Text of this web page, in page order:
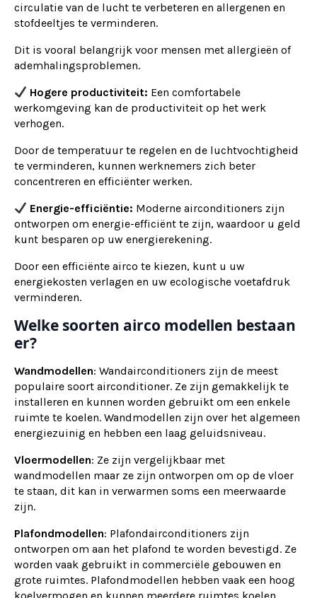
circulatie van de lucht te verbeteren en allergenen en
stofdeeltjes te verminderen.
Dit is vooral belangrijk voor mensen met allergieën of
ademhalingsproblemen.
Hogere productiviteit: Een comfortabele
werkomgeving kan de productiviteit op het werk
verhogen.
Door de temperatuur te regelen en de luchtvochtigheid
te verminderen, kunnen werknemers zich beter
concentreren en efficiënter werken.
Energie-efficiëntie: Moderne airconditioners zijn
ontworpen om energie-efficiënt te zijn, waardoor u geld
kunt besparen op uw energierekening.
Door een efficiënte airco te kiezen, kunt u uw
energiekosten verlagen en uw ecologische voetafdruk
verminderen.
Welke soorten airco modellen bestaan
er?
Wandmodellen: Wandairconditioners zijn de meest
populaire soort airconditioner. Ze zijn gemakkelijk te
installeren en kunnen worden gebruikt om een enkele
ruimte te koelen. Wandmodellen zijn over het algemeen
energiezuinig en hebben een laag geluidsniveau.
Vloermodellen: Ze zijn vergelijkbaar met
wandmodellen maar ze zijn ontworpen om op de vloer
te staan, dit kan in verwarmen soms een meerwaarde
zijn.
Plafondmodellen: Plafondairconditioners zijn
ontworpen om aan het plafond te worden bevestigd. Ze
worden vaak gebruikt in commerciële gebouwen en
grote ruimtes. Plafondmodellen hebben vaak een hoog